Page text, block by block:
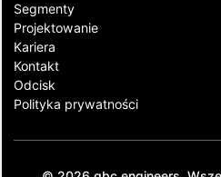
Segmenty
Projektowanie
Kariera
Kontakt​
Odcisk
Polityka prywatności